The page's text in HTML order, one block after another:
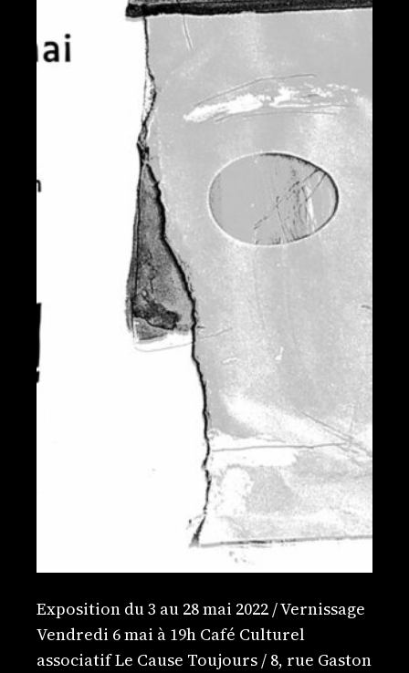
Exposition du 3 au 28 mai 2022 / Vernissage
Vendredi 6 mai à 19h Café Culturel
associatif Le Cause Toujours / 8, rue Gaston